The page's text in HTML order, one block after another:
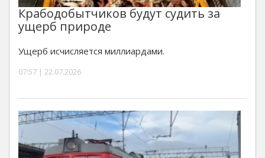
Крабодобытчиков будут судить за
ущерб природе
Ущерб исчисляется миллиардами.
07:57 | 22.07.2026